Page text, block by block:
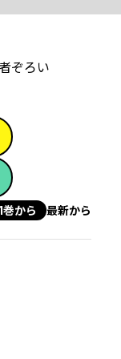
ぞろい
巻から 最新から